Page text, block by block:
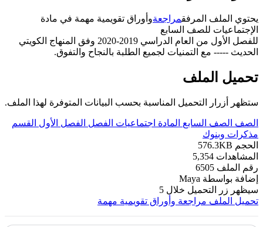
يحتوي الملف المرفقمراجعةوأوراق تقويمية مهمة في مادة
الإجتماعيات للصف السابع
للفصل الأول من العام الدراسي 2019-2020 وفق المنهاج الكويتي
الحديث ----- مع التمنيات لجميع الطلبة بالنجاح والتفوق.
تحميل الملف
ستظهر أزرار التحميل المناسبة بحسب البيانات المتوفرة لهذا الملف.
الصف الصف السابع المادة اجتماعيات الفصل الفصل الأول
القسم
مذكرات وبنوك
الحجم 576.3KB
المشاهدات 5,354
رقم الملف 6505
إضافة بواسطة Maya
سيظهر زر التحميل خلال 5
تحميل الملف مراجعة وأوراق تقويمية مهمة